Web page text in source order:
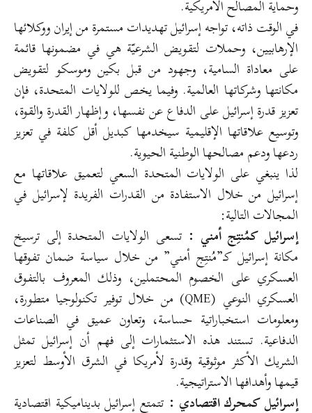
وحماية المصالح الأمريكية.
في الوقت ذاته، تواجه إسرائيل تهديدات مستمرة من إيران ووكلائها
الإرهابيين، وحملات لتقويض الشرعيّة هي في مضمونها قائمة
على معاداة السامية، وجهود من قبل بكين وموسكو لتقويض
مكانتها وشركاتها العالمية. وفيما يخص للولايات المتحدة، فإن
تعزيز قدرة إسرائيل على الدفاع عن نفسها، وإظهار القدرة والقوة،
وتوسيع علاقاتها الإقليمية سيخدمها كبديل أقل كلفة في تعزيز
ردعها ودعم مصالحها الوطنية الحيوية.
لذا ينبغي على الولايات المتحدة السعي لتعميق علاقاتها مع
إسرائيل من خلال الاستفادة من القدرات الفريدة لإسرائيل في
المجالات التالية:
إسرائيل كمُنتِج أمني : تسعى الولايات المتحدة إلى ترسيخ
مكانة إسرائيل كـ”مُنتِج أمني” من خلال سياسة ضمان تفوقها
العسكري على الخصوم المحتملين، وذلك المعروف بالتفوق
العسكري النوعي (QME) من خلال توفير تكنولوجيا متطورة،
ومعلومات استخباراتية حساسة، وتعاون عميق في الصناعات
الدفاعية. تستند هذه الاستثمارات إلى فهم أن إسرائيل تمثل
الشريك الأكثر موثوقية وقدرة لأمريكا في الشرق الأوسط لتعزيز
قيمها وأهدافها الاستراتيجية.
إسرائيل كمحرك اقتصادي : تتمتع إسرائيل بديناميكية اقتصادية